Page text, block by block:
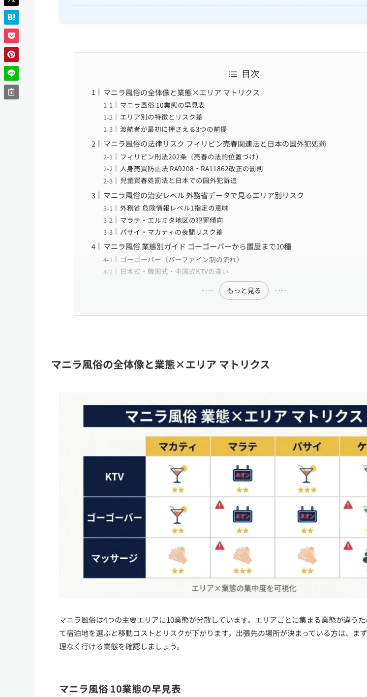
目次
マニラ風俗の全体像と業態×エリア マトリクス
マニラ風俗 10業態の早見表
エリア別の特徴とリスク差
渡航者が最初に押さえる3つの前提
マニラ風俗の法律リスク フィリピン売春関連法と日本の国外犯処罰
フィリピン刑法202条（売春の法的位置づけ）
人身売買防止法 RA9208・RA11862改正の罰則
児童買春処罰法と日本での国外犯訴追
マニラ風俗の治安レベル 外務省データで見るエリア別リスク
外務省 危険情報レベル1指定の意味
マラテ・エルミタ地区の犯罪傾向
パサイ・マカティの夜間リスク差
マニラ風俗 業態別ガイド ゴーゴーバーから置屋まで10種
ゴーゴーバー（バーファイン制の流れ）
日本式・韓国式・中国式KTVの違い
もっと見る
マニラ風俗の全体像と業態×エリア マトリクス
マニラ風俗は4つの主要エリアに10業態が分散しています。エリアごとに集まる業態が違う
て宿泊地を選ぶと移動コストとリスクが下がります。出張先の場所が決まっている方は、ま
理なく行ける業態を確認しましょう。
マニラ風俗 10業態の早見表